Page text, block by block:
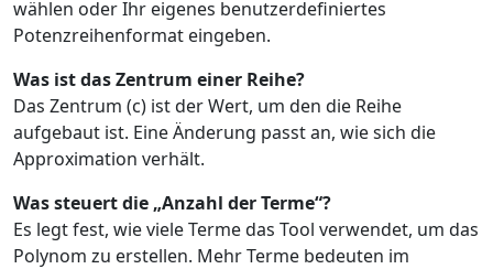
wählen oder Ihr eigenes benutzerdefiniertes
Potenzreihenformat eingeben.
Was ist das Zentrum einer Reihe?
Das Zentrum (c) ist der Wert, um den die Reihe
aufgebaut ist. Eine Änderung passt an, wie sich die
Approximation verhält.
Was steuert die „Anzahl der Terme“?
Es legt fest, wie viele Terme das Tool verwendet, um das
Polynom zu erstellen. Mehr Terme bedeuten im